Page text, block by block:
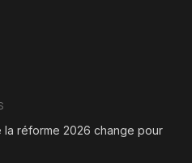
réforme 2026 change pour